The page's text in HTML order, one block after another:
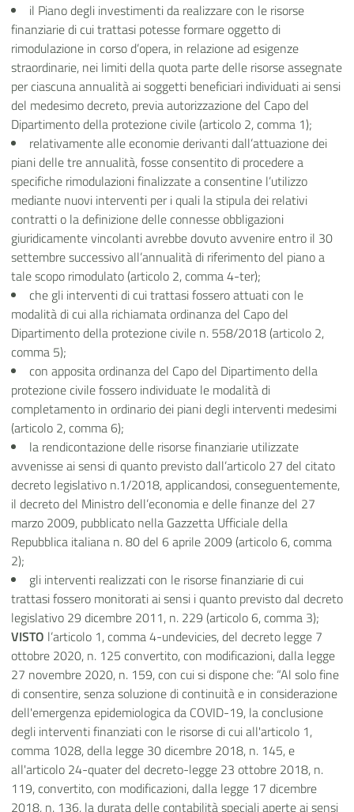
il Piano degli investimenti da realizzare con le risorse
finanziarie di cui trattasi potesse formare oggetto di
rimodulazione in corso d’opera, in relazione ad esigenze
straordinarie, nei limiti della quota parte delle risorse assegnate
per ciascuna annualità ai soggetti beneficiari individuati ai sensi
del medesimo decreto, previa autorizzazione del Capo del
Dipartimento della protezione civile (articolo 2, comma 1);
relativamente alle economie derivanti dall’attuazione dei
piani delle tre annualità, fosse consentito di procedere a
specifiche rimodulazioni finalizzate a consentine l’utilizzo
mediante nuovi interventi per i quali la stipula dei relativi
contratti o la definizione delle connesse obbligazioni
giuridicamente vincolanti avrebbe dovuto avvenire entro il 30
settembre successivo all’annualità di riferimento del piano a
tale scopo rimodulato (articolo 2, comma 4-ter);
che gli interventi di cui trattasi fossero attuati con le
modalità di cui alla richiamata ordinanza del Capo del
Dipartimento della protezione civile n. 558/2018 (articolo 2,
comma 5);
con apposita ordinanza del Capo del Dipartimento della
protezione civile fossero individuate le modalità di
completamento in ordinario dei piani degli interventi medesimi
(articolo 2, comma 6);
la rendicontazione delle risorse finanziarie utilizzate
avvenisse ai sensi di quanto previsto dall’articolo 27 del citato
decreto legislativo n.1/2018, applicandosi, conseguentemente,
il decreto del Ministro dell’economia e delle finanze del 27
marzo 2009, pubblicato nella Gazzetta Ufficiale della
Repubblica italiana n. 80 del 6 aprile 2009 (articolo 6, comma
2);
gli interventi realizzati con le risorse finanziarie di cui
trattasi fossero monitorati ai sensi i quanto previsto dal decreto
legislativo 29 dicembre 2011, n. 229 (articolo 6, comma 3);
VISTO l’articolo 1, comma 4-undevicies, del decreto legge 7
ottobre 2020, n. 125 convertito, con modificazioni, dalla legge
27 novembre 2020, n. 159, con cui si dispone che: “Al solo fine
di consentire, senza soluzione di continuità e in considerazione
dell'emergenza epidemiologica da COVID-19, la conclusione
degli interventi finanziati con le risorse di cui all'articolo 1,
comma 1028, della legge 30 dicembre 2018, n. 145, e
all'articolo 24-quater del decreto-legge 23 ottobre 2018, n.
119, convertito, con modificazioni, dalla legge 17 dicembre
2018, n. 136, la durata delle contabilità speciali aperte ai sensi